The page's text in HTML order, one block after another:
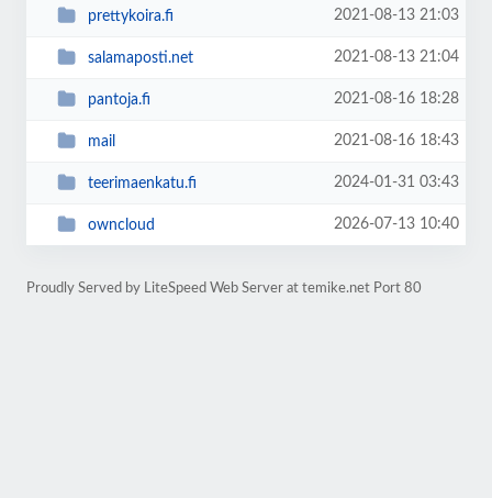
prettykoira.fi 2021-08-13 21:03
salamaposti.net 2021-08-13 21:04
pantoja.fi 2021-08-16 18:28
mail 2021-08-16 18:43
teerimaenkatu.fi 2024-01-31 03:43
owncloud 2026-07-13 10:40
Proudly Served by LiteSpeed Web Server at temike.net Port 80